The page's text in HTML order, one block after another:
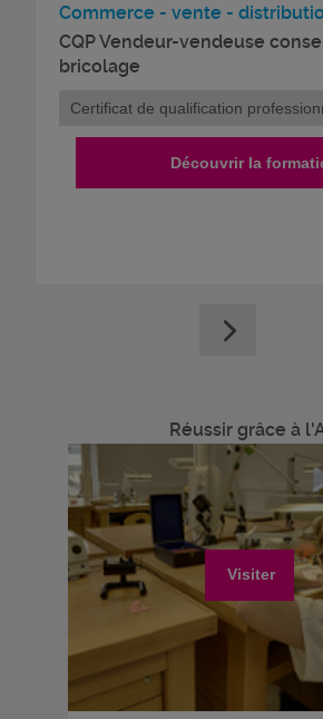
Commerce - vente -
CQP Vendeur-vendeuse
bricolage
Certificat de qualification
Découvrir la
Réussir grâce à
Visiter